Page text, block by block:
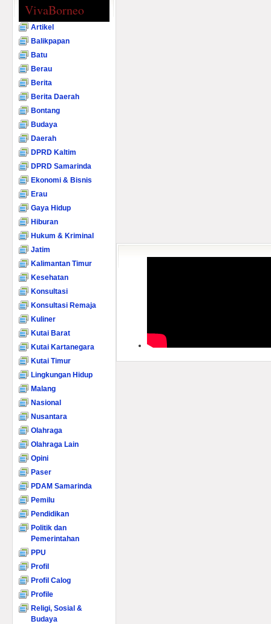
VivaBorneo
Artikel
Balikpapan
Batu
Berau
Berita
Berita Daerah
Bontang
Budaya
Daerah
DPRD Kaltim
DPRD Samarinda
Ekonomi & Bisnis
Erau
Gaya Hidup
Hiburan
Hukum & Kriminal
Jatim
Kalimantan Timur
Kesehatan
Konsultasi
Konsultasi Remaja
Kuliner
Kutai Barat
Kutai Kartanegara
Kutai Timur
Lingkungan Hidup
Malang
Nasional
Nusantara
Olahraga
Olahraga Lain
Opini
Paser
PDAM Samarinda
Pemilu
Pendidikan
Politik dan
Pemerintahan
PPU
Profil
Profil Calog
Profile
Religi, Sosial &
Budaya